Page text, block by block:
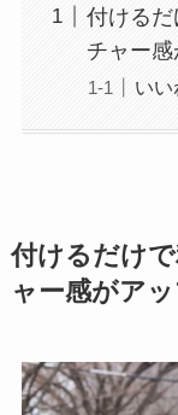
付ける
チャー感
いい
付けるだけ
ャー感がアッ